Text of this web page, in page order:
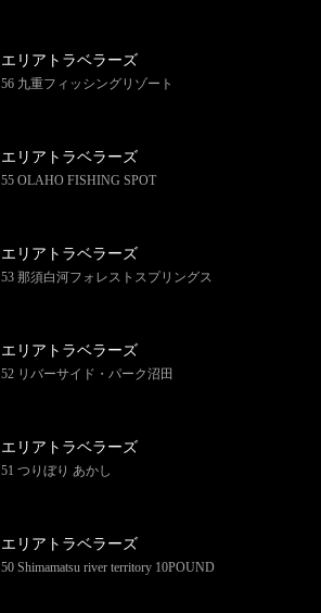
エリアトラベラーズ
56 九重フィッシングリゾート
エリアトラベラーズ
55 OLAHO FISHING SPOT
エリアトラベラーズ
53 那須白河フォレストスプリングス
エリアトラベラーズ
52 リバーサイド・パーク沼田
エリアトラベラーズ
51 つりぼり あかし
エリアトラベラーズ
50 Shimamatsu river territory 10POUND